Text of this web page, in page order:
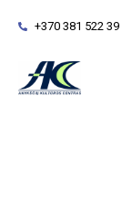
+370 381 522 39